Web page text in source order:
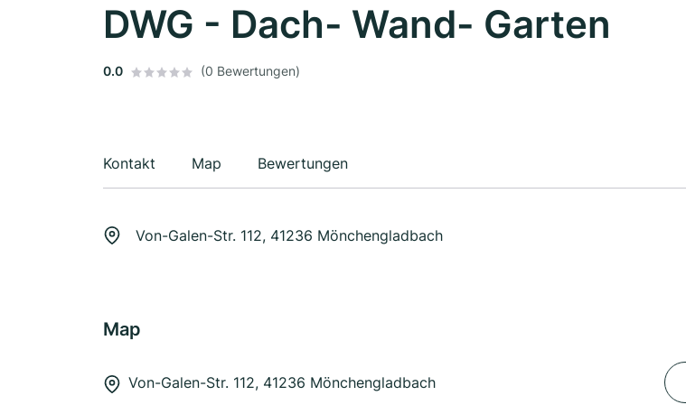
DWG - Dach- Wand- Garten
0.0 (0 Bewertungen)
Kontakt Map Bewertungen
Von-Galen-Str. 112, 41236 Mönchengladbach
Map
Von-Galen-Str. 112, 41236 Mönchengladbach